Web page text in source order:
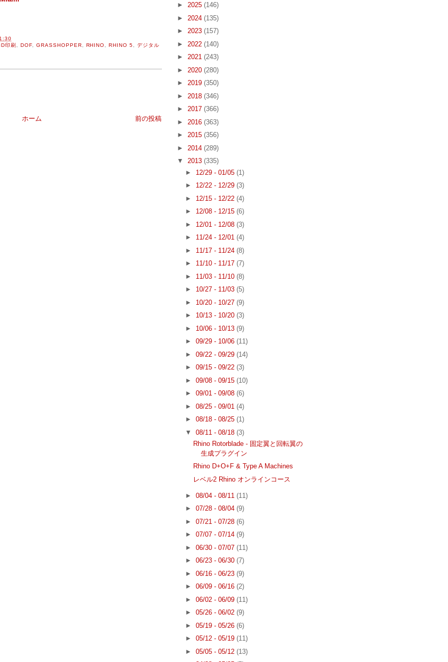
印刷 DOF, GRASSHOPPER RHINO ,RHINO 5 ,デジタル
前の投稿
ホーム
► 2025 (146)
► 2024 (135)
► 2023 (157)
► 2022 (140)
► 2021 (243)
► 2020 (280)
► 2019 (350)
► 2018 (346)
► 2017 (366)
► 2016 (363)
► 2015 (356)
► 2014 (289)
▼ 2013 (335)
► 12/29 - 01/05 (1)
► 12/22 - 12/29 (3)
► 12/15 - 12/22 (4)
► 12/08 - 12/15 (6)
► 12/01 - 12/08 (3)
► 11/24 - 12/01 (4)
► 11/17 - 11/24 (8)
► 11/10 - 11/17 (7)
► 11/03 - 11/10 (8)
► 10/27 - 11/03 (5)
► 10/20 - 10/27 (9)
► 10/13 - 10/20 (3)
► 10/06 - 10/13 (9)
► 09/29 - 10/06 (11)
► 09/22 - 09/29 (14)
► 09/15 - 09/22 (3)
► 09/08 - 09/15 (10)
► 09/01 - 09/08 (6)
► 08/25 - 09/01 (4)
► 08/18 - 08/25 (1)
▼ 08/11 - 08/18 (3)
Rhino Rotorblade - 固定翼と回転翼の
生成プラグイン
Rhino D+O+F & Type A Machines
レベル2 Rhino オンラインコース
► 08/04 - 08/11 (11)
► 07/28 - 08/04 (9)
► 07/21 - 07/28 (6)
► 07/07 - 07/14 (9)
► 06/30 - 07/07 (11)
► 06/23 - 06/30 (7)
► 06/16 - 06/23 (9)
► 06/09 - 06/16 (2)
► 06/02 - 06/09 (11)
► 05/26 - 06/02 (9)
► 05/19 - 05/26 (6)
► 05/12 - 05/19 (11)
► 05/05 - 05/12 (13)